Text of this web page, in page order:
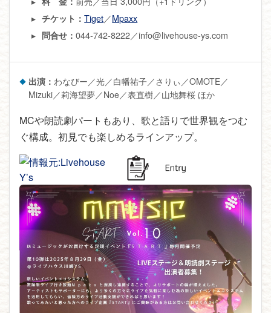
チケット：Tiget／Mpaxx
問合せ：044-742-8222／info@livehouse-ys.com
出演：わなびー／光／白幡祐子／さりぃ／OMOTE／
Mizuki／莉海望夢／Noe／表直樹／山地舞桜 ほか
MCや朗読劇パートもあり、歌と語りで世界観をつむ
ぐ構成。初見でも楽しめるラインアップ。